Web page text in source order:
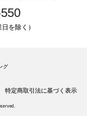
を除く）
グ
特定商取引法に基づく表示